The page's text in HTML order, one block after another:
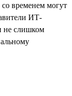
временем могут
ИТ-
не слишком